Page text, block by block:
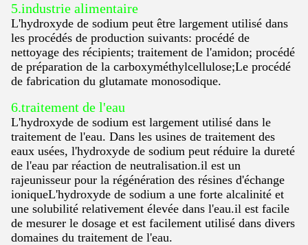
5.industrie alimentaire
L'hydroxyde de sodium peut être largement utilisé dans
les procédés de production suivants: procédé de
nettoyage des récipients; traitement de l'amidon; procédé
de préparation de la carboxyméthylcellulose;Le procédé
de fabrication du glutamate monosodique.
6.traitement de l'eau
L'hydroxyde de sodium est largement utilisé dans le
traitement de l'eau. Dans les usines de traitement des
eaux usées, l'hydroxyde de sodium peut réduire la dureté
de l'eau par réaction de neutralisation.il est un
rajeunisseur pour la régénération des résines d'échange
ioniqueL'hydroxyde de sodium a une forte alcalinité et
une solubilité relativement élevée dans l'eau.il est facile
de mesurer le dosage et est facilement utilisé dans divers
domaines du traitement de l'eau.